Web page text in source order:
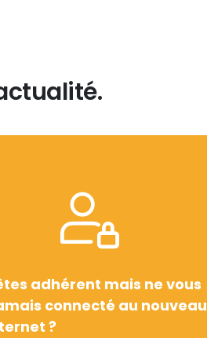
adhérent mais ne vous
connecté au nouveau
?